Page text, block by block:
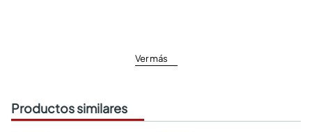
Ver más
Productos similares